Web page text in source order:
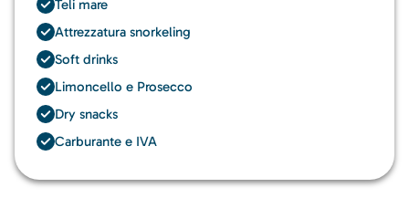
Teli mare
Attrezzatura snorkeling
Soft drinks
Limoncello e Prosecco
Dry snacks
Carburante e IVA